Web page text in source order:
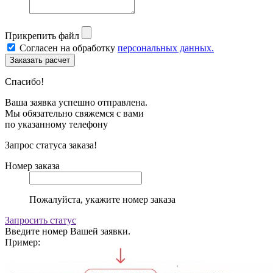
Прикрепить файл
Согласен на обработку персональных данных.
Спасибо!
Ваша заявка успешно отправлена.
Мы обязательно свяжемся с вами
по указанному телефону
Запрос статуса заказа!
Номер заказа
Пожалуйста, укажите номер заказа
Запросить статус
Введите номер Вашей заявки.
Пример: